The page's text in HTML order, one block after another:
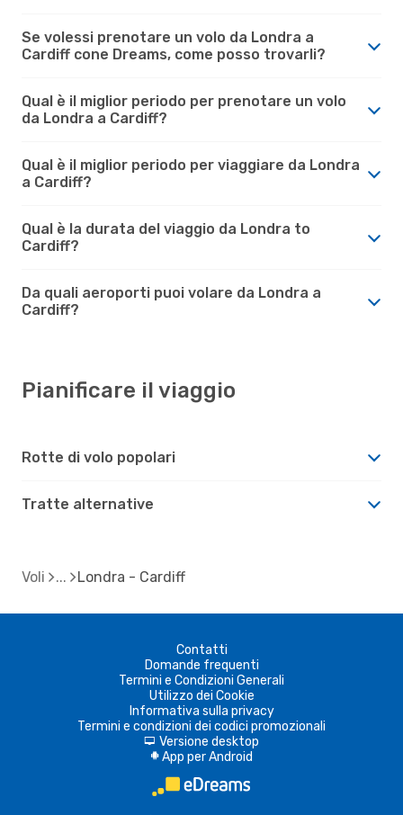
Se volessi prenotare un volo da Londra a
Cardiff cone Dreams, come posso trovarli?
Qual è il miglior periodo per prenotare un volo
da Londra a Cardiff?
Qual è il miglior periodo per viaggiare da Londra
a Cardiff?
Qual è la durata del viaggio da Londra to
Cardiff?
Da quali aeroporti puoi volare da Londra a
Cardiff?
Pianificare il viaggio
Rotte di volo popolari
Tratte alternative
Voli Londra - Cardiff
Contatti
Domande frequenti
Termini e Condizioni Generali
Utilizzo dei Cookie
Informativa sulla privacy
Termini e condizioni dei codici promozionali
d Versione desktop
A App per Android